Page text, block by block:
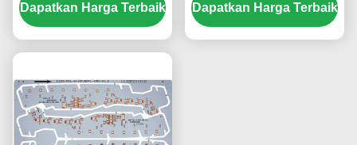
PCB 1.6mm
Dapatkan Harga Terbaik
Kaku 1.55mm
Dapatkan Harga Terbaik